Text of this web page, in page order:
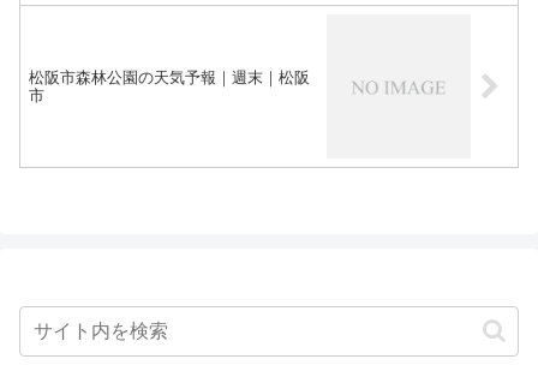
松阪市森林公園の天気予報｜週末｜松阪
市